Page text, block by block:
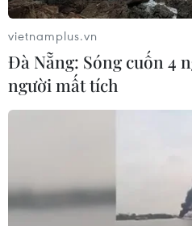
vietnamplus.vn
Đà Nẵng: Sóng cuốn 4
người mất tích